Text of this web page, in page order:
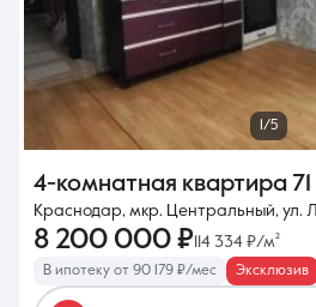
1/5
4-комнатная квартира
Краснодар, мкр. Центральный, ул.
8 200 000 ₽ 114 334 ₽/м²
В ипотеку от 90 179 ₽/мес Эксклюзив